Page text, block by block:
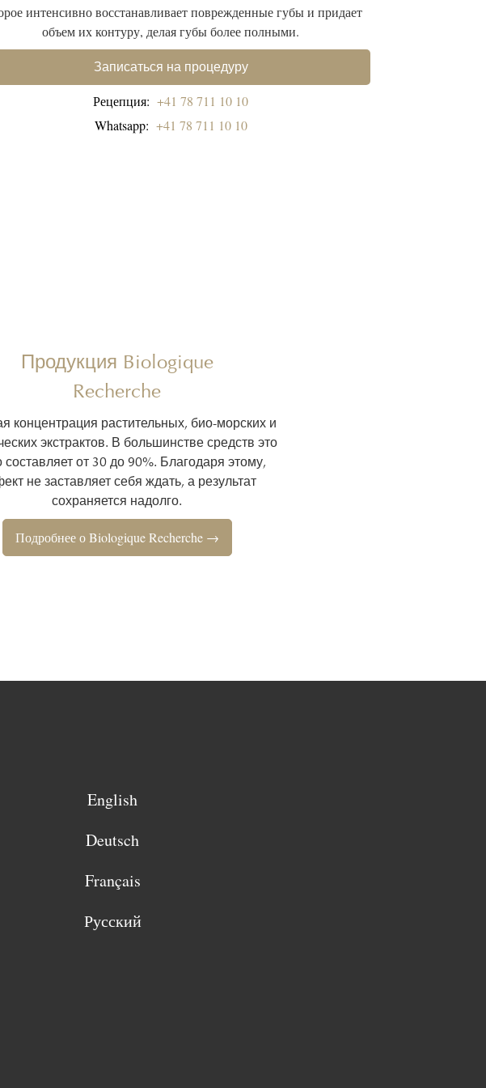
интенсивно восстанавливает поврежденные губы и придает
объем их контуру, делая губы более полными.
Записаться на процедуру
Рецепция:+41 78 711 10 10
Whatsapp: +41 78 711 10 10
Продукция Biologique
Recherche
концентрация растительных, био-морских и
экстрактов. В большинстве средств это
составляет от 30 до 90%. Благодаря этому,
не заставляет себя ждать, а результат
сохраняется надолго.
Подробнее о Biologique Recherche →
English
Deutsch
Français
Русский